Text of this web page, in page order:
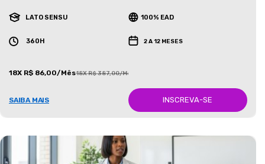
LATO SENSU 100% EAD
360H 2 A 12 MESES
18X R$ 86,00/Mês18X R$ 387,00/Mês
SAIBA MAIS INSCREVA-SE